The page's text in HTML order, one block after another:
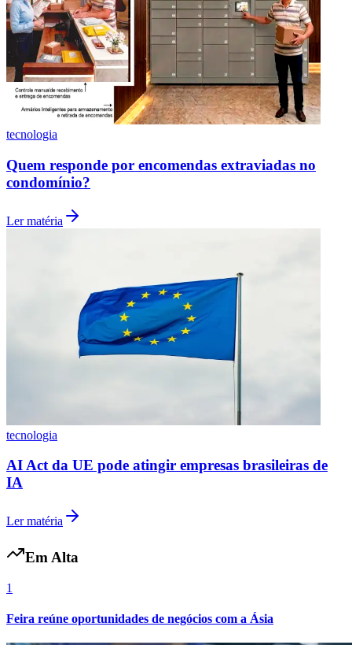
tecnologia
Quem responde por encomendas extraviadas no
condomínio?
Ler matéria
tecnologia
AI Act da UE pode atingir empresas brasileiras de
IA
Ler matéria
Em Alta
1
Feira reúne oportunidades de negócios com a Ásia